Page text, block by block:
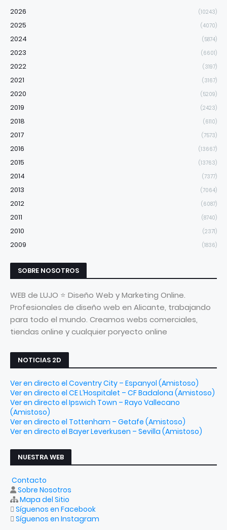
2026 (10243)
2025 (4070)
2024 (5874)
2023 (6601)
2022 (3197)
2021 (3167)
2020 (5209)
2019 (2423)
2018 (6110)
2017 (7573)
2016 (13667)
2015 (13763)
2014 (7377)
2013 (7064)
2012 (6087)
2011 (8740)
2010 (2371)
2009 (1836)
SOBRE NOSOTROS
WEB de LUJO ⭐ Diseño Web y Marketing Online.
Profesionales de diseño web en Alicante, trabajando
para todo el mundo. Creamos webs comerciales,
tiendas online y cualquier poryecto online
NOTICIAS 2D
Ver en directo el Coventry City – Espanyol (Amistoso)
Ver en directo el CE L’Hospitalet – CF Badalona (Amistoso)
Ver en directo el Ipswich Town – Rayo Vallecano
(Amistoso)
Ver en directo el Tottenham – Getafe (Amistoso)
Ver en directo el Bayer Leverkusen – Sevilla (Amistoso)
NUESTRA WEB
Contacto
Sobre Nosotros
Mapa del Sitio
Síguenos en Facebook
Síguenos en Instagram